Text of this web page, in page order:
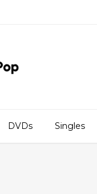
DVDs Singles